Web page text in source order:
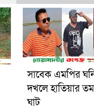
সাবেক এমপির
দখলে হাতিয়ার
ঘাট